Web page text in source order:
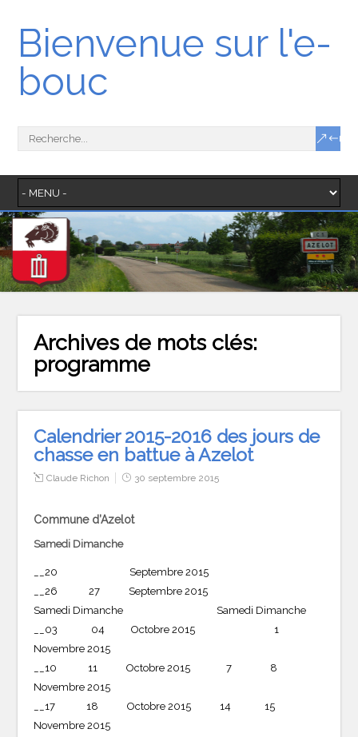
Bienvenue sur l'e-
bouc
Archives de mots clés:
programme
Calendrier 2015-2016 des jours de
chasse en battue à Azelot
Claude Richon 30 septembre 2015
Commune d’Azelot
Samedi Dimanche
__20 Septembre 2015
__26 27 Septembre 2015
Samedi Dimanche Samedi Dimanche
__03 04 Octobre 2015 1
Novembre 2015
__10 11 Octobre 2015 7 8
Novembre 2015
__17 18 Octobre 2015 14 15
Novembre 2015